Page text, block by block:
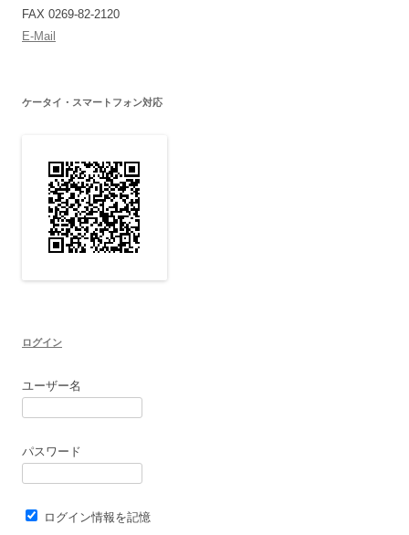
FAX 0269-82-2120
E-Mail
ケータイ・スマートフォン対応
ログイン
ユーザー名
パスワード
ログイン情報を記憶